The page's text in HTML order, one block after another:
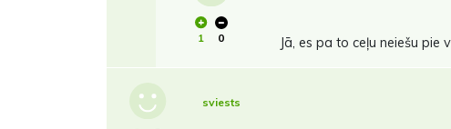
1 0 Jā, es pa to ceļu neiešu pie
sviests